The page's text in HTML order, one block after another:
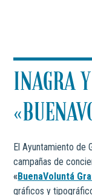
INAGRA
El Ayuntamiento de
campañas de
«BuenaVoluntá
gráficos y